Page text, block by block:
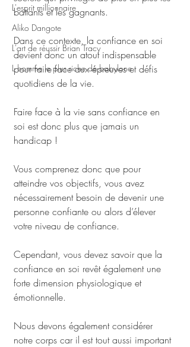
L'esprit millionnaire
Aliko Dangote
L'art de réussir Brian Tracy
L homme le plus riche de babylone
battants et les gagnants.
Dans ce contexte, la confiance en soi
devient donc un atout indispensable
pour faire face aux épreuves et défis
quotidiens de la vie.
Faire face à la vie sans confiance en
soi est donc plus que jamais un
handicap !
Vous comprenez donc que pour
atteindre vos objectifs, vous avez
nécessairement besoin de devenir une
personne confiante ou alors d’élever
votre niveau de confiance.
Cependant, vous devez savoir que la
confiance en soi revêt également une
forte dimension physiologique et
émotionnelle.
Nous devons également considérer
notre corps car il est tout aussi important